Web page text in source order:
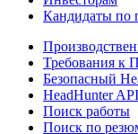
Кандидаты по
Требования к
Безопасный
HeadHunter API
Поиск работы
Поиск по